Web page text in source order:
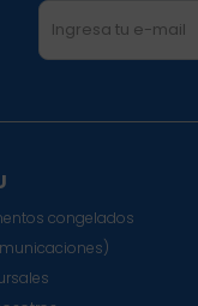
congelados